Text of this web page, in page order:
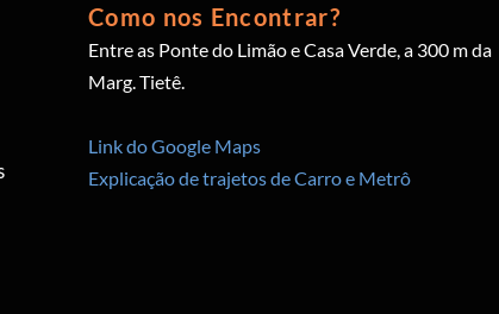
Como nos Encontrar?
Entre as Ponte do Limão e Casa Verde, a 300 m da
Marg. Tietê.
Link do Google Maps
Explicação de trajetos de Carro e Metrô